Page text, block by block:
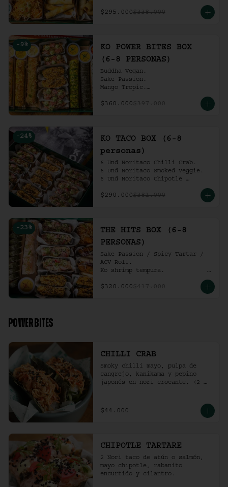
3 Und Cha Siu Roll.
Gochujang Ribs.
$295.000$338.000
- 9%
KO POWER BITES BOX
(6-8 PERSONAS)
Buddha Vegan.
Sake Passion.
Mango Tropic.
Dragon.
2 Und Noritaco Chilli Crab.
(6-8 personas).
$360.000$397.000
-24 %
KO TACO BOX (6-8
personas)
6 Und Noritaco Chilli Crab.
6 Und Noritaco Smoked veggie.
6 Und Noritaco Chipotle
$290.000$381.000
-23 %
THE HITS BOX (6-8
PERSONAS)
Sake Passion / Spicy Tartar /
ACV Roll.
Ko shrimp tempura.
Tartare.
4 Und Noritaco Chilli Crab.
$320.000$417.000
POWER BITES
CHILLI CRAB
Smoky chilli mayo, pulpa de
cangrejo, kanikama y pepino
japonés en nori crocante. (2
$44.000
CHIPOTLE TARTARE
2 Nori taco de atún o salmón,
mayo chipotle, rabanito
encurtido y cilantro.